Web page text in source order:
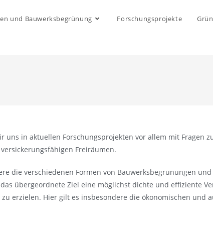
und Bauwerksbegrünung Forschungsprojekte
in aktuellen Forschungsprojekten vor allem mit Fragen
Freiräumen.
die verschiedenen Formen von Bauwerksbegrünungen
übergeordnete Ziel eine möglichst dichte und effiziente
erzielen. Hier gilt es insbesondere die ökonomischen und